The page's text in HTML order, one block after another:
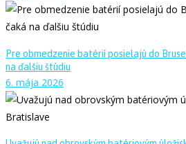
Pre obmedzenie batérií posielajú do
na ďalšiu štúdiu
6. mája 2026